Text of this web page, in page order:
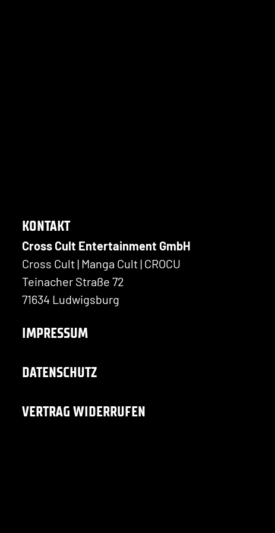
KONTAKT
Cross Cult Entertainment GmbH
Cross Cult | Manga Cult | CROCU
Teinacher Straße 72
71634 Ludwigsburg
IMPRESSUM
DATENSCHUTZ
VERTRAG WIDERRUFEN